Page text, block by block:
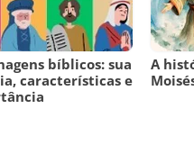
bíblicos: sua
características e
A